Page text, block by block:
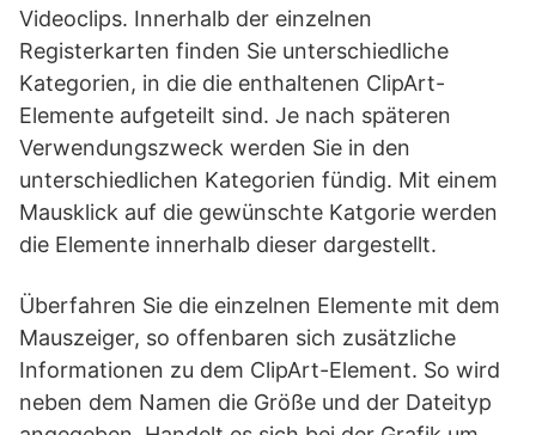
Videoclips. Innerhalb der einzelnen
Registerkarten finden Sie unterschiedliche
Kategorien, in die die enthaltenen ClipArt-
Elemente aufgeteilt sind. Je nach späteren
Verwendungszweck werden Sie in den
unterschiedlichen Kategorien fündig. Mit einem
Mausklick auf die gewünschte Katgorie werden
die Elemente innerhalb dieser dargestellt.
Überfahren Sie die einzelnen Elemente mit dem
Mauszeiger, so offenbaren sich zusätzliche
Informationen zu dem ClipArt-Element. So wird
neben dem Namen die Größe und der Dateityp